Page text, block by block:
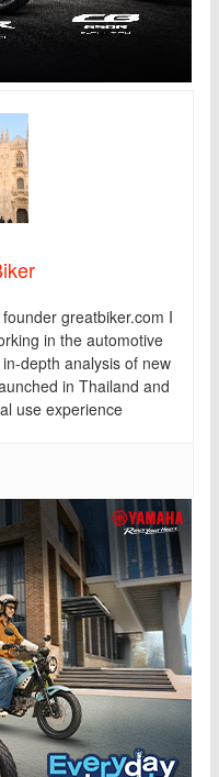
greatbiker.com I
in the automotive
depth analysis of new
in Thailand and
use experience